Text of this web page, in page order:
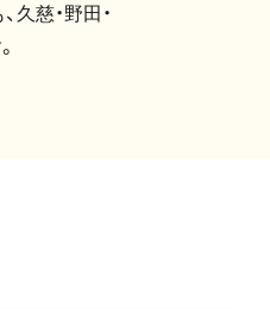
慈・野田・